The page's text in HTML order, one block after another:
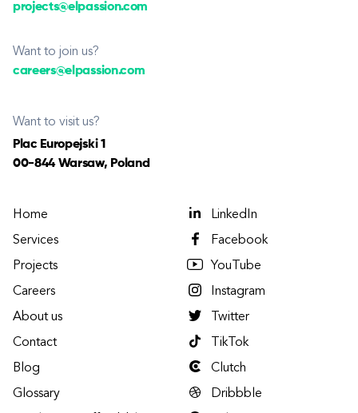
projects@elpassion.com
Want to join us?
careers@elpassion.com
Want to visit us?
Plac Europejski 1
00-844 Warsaw, Poland
Home
Services
Projects
Careers
About us
Contact
Blog
Glossary
LinkedIn
Facebook
YouTube
Instagram
Twitter
TikTok
Clutch
Dribbble